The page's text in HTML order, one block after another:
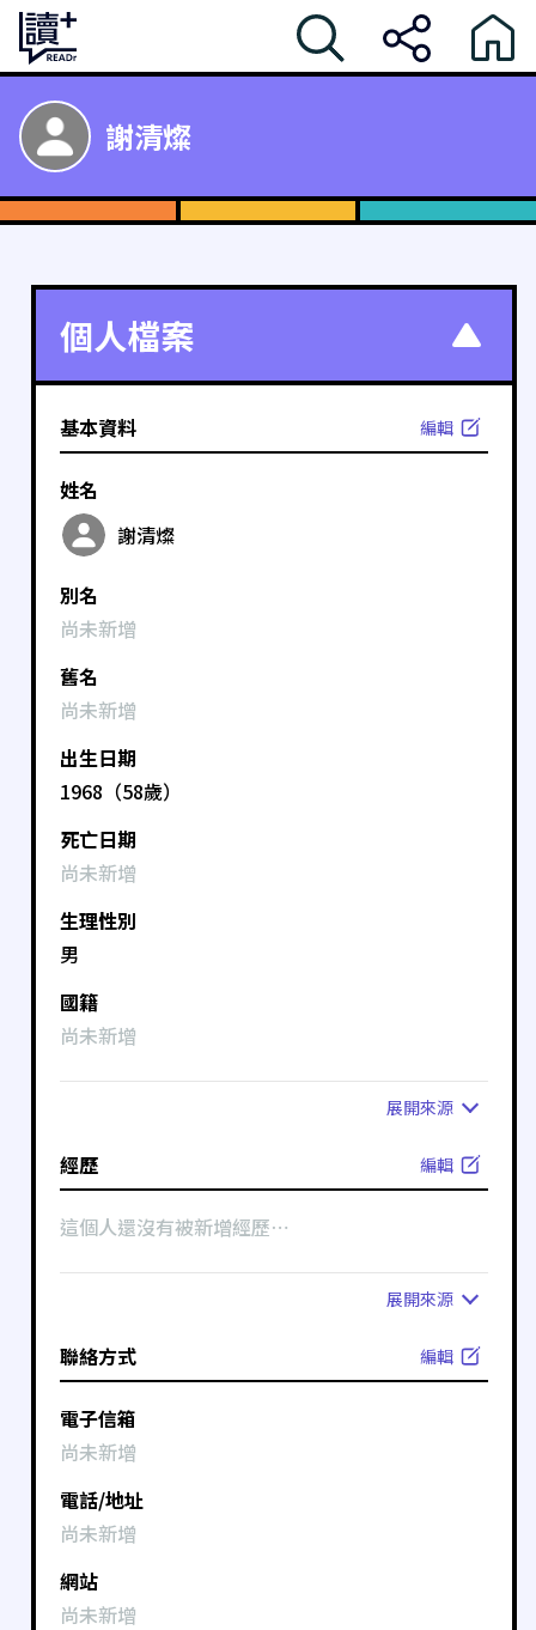
謝清燦
個人檔案
基本資料 編輯
姓名
謝清燦
別名
尚未新增
舊名
尚未新增
出生日期
1968（58歲）
死亡日期
尚未新增
生理性別
男
國籍
尚未新增
展開來源
經歷 編輯
這個人還沒有被新增經歷⋯
展開來源
聯絡方式 編輯
電子信箱
尚未新增
電話/地址
尚未新增
網站
尚未新增